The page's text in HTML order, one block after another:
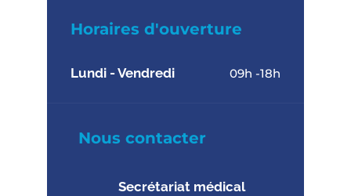
Horaires d'ouverture
Lundi - Vendredi 09h -18h
Nous contacter
Secrétariat médical